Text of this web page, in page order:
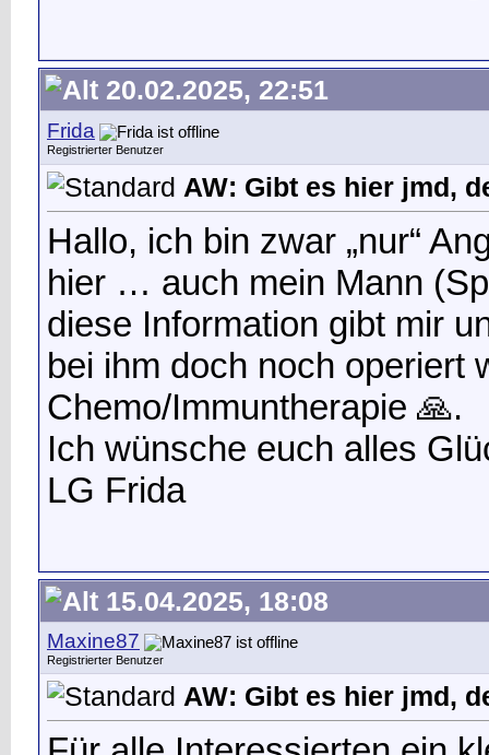
20.02.2025, 22:51
Frida
Registrierter Benutzer
AW: Gibt es hier jmd,
Hallo, ich bin zwar „nur“
hier … auch mein Mann
diese Information gibt mir
bei ihm doch noch operiert
Chemo/Immuntherapie 🙏.
Ich wünsche euch alles
LG Frida
15.04.2025, 18:08
Maxine87
Registrierter Benutzer
AW: Gibt es hier jmd,